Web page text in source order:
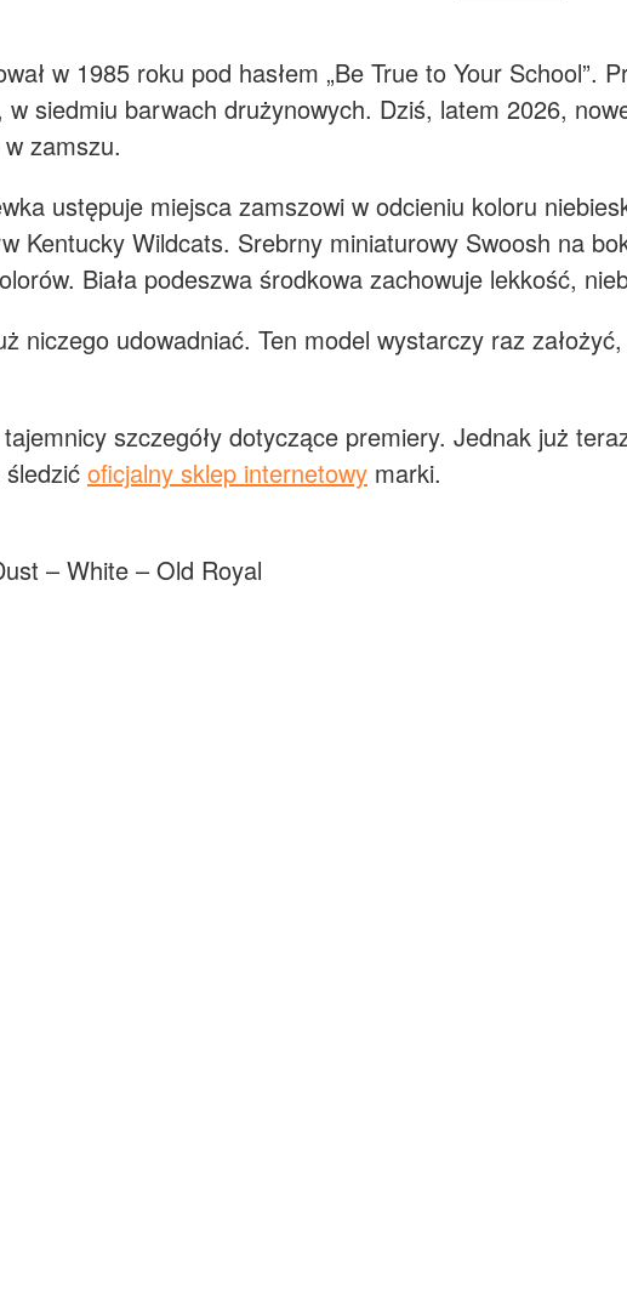
w 1985 roku pod hasłem „Be True to Your School”.
w siedmiu barwach drużynowych. Dziś, latem 2026,
zamszu.
ustępuje miejsca zamszowi w odcieniu koloru
Kentucky Wildcats. Srebrny miniaturowy Swoosh na
Biała podeszwa środkowa zachowuje lekkość,
niczego udowadniać. Ten model wystarczy raz
szczegóły dotyczące premiery. Jednak już
oficjalny sklep internetowy marki.
– White – Old Royal